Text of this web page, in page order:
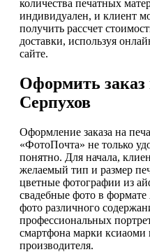
количества печатных
индивидуален, и клиент
получить рассчет
доставки, используя
сайте.
Оформить заказ
Серпухов
Оформление заказа на
«ФотоПочта» не только
понятно. Для начала,
желаемый тип и размер
цветные фотографии из
свадебные фото в
фото различного
профессиональных
смартфона марки ксиаоми
производителя.